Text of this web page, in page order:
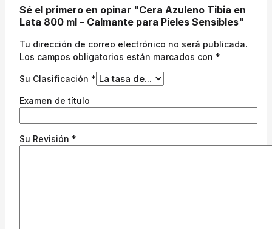
Sé el primero en opinar "Cera Azuleno Tibia en
Lata 800 ml – Calmante para Pieles Sensibles"
Tu dirección de correo electrónico no será publicada.
Los campos obligatorios están marcados con *
Su Clasificación *
Examen de título
Su Revisión *